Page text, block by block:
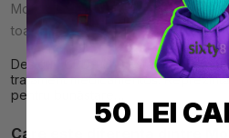
Moon rock este un concentrat de
toate aceste efecte potențiale
Desigur, CBD-ul nu este un
tratament medicamentos.
pentru bunăstare…
Care este diferența dintre
50 LEI